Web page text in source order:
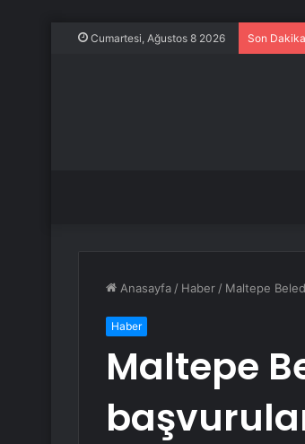
Cumartesi, Ağustos 8 2026 Son
Anasayfa / Haber / Maltepe
Haber
Maltepe